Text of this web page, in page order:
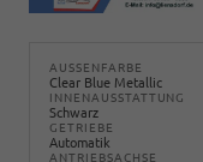
AUSSENFARBE
Clear Blue Metallic
INNENAUSSTATTUNG
Schwarz
GETRIEBE
Automatik
ANTRIEBSACHSE